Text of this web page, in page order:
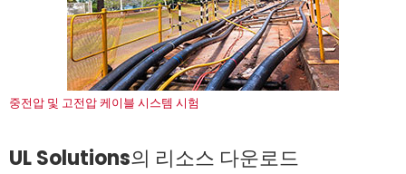
중전압 및 고전압 케이블 시스템 시험
UL Solutions의 리소스 다운로드